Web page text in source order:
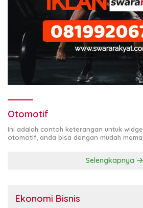
Otomotif
Ini adalah contoh keterangan untuk
otomotif, anda bisa dengan mudah
Selengkapnya
Ekonomi Bisnis